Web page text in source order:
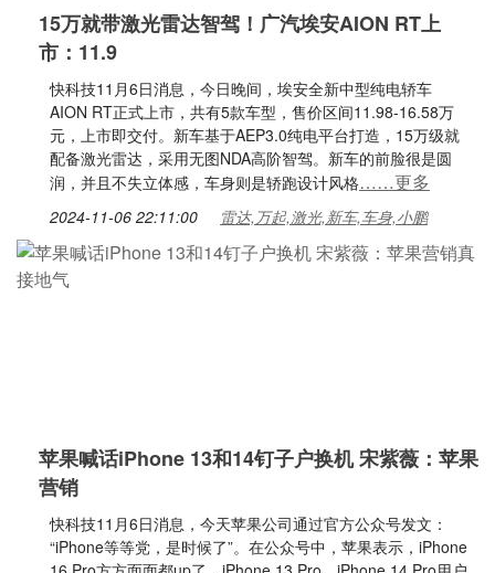
15万就带激光雷达智驾！广汽埃安AION RT上
市：11.9
快科技11月6日消息，今日晚间，埃安全新中型纯电轿车
AION RT正式上市，共有5款车型，售价区间11.98-16.58万
元，上市即交付。新车基于AEP3.0纯电平台打造，15万级就
配备激光雷达，采用无图NDA高阶智驾。新车的前脸很是圆
润，并且不失立体感，车身则是轿跑设计风格……更多
2024-11-06 22:11:00 雷达,万起,激光,新车,车身,小鹏
苹果喊话iPhone 13和14钉子户换机 宋紫薇：苹果
营销
快科技11月6日消息，今天苹果公司通过官方公众号发文：
“iPhone等等党，是时候了”。在公众号中，苹果表示，iPhone